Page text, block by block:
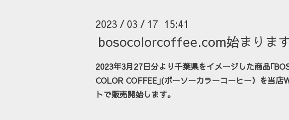
2023 / 03 / 17 15:41
bosocolorcoffee.com始まりま
2023年3月27日分より千葉県をイメージした商品｢
COLOR COFFEE｣(ボーソーカラーコーヒー）を当店
トで販売開始します。